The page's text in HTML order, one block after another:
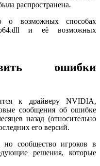
распространена.
о возможных способах
и её возможных
ошибки
к драйверу NVIDIA,
сообщения об ошибке
назад (относительно
его версий.
сообщество игроков в
решения, которые